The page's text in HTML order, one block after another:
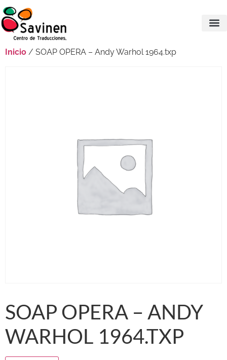
Inicio / SOAP OPERA – Andy Warhol 1964.txp
SOAP OPERA – ANDY
WARHOL 1964.TXP